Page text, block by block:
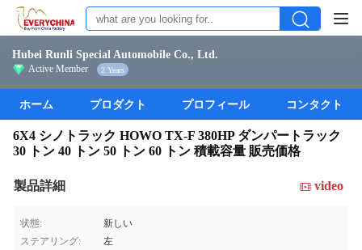
Hubei Runli Special Automobile Co., Ltd.
Active Member 2 Years
ホーム プロダクト プロフィール コンタクト
6X4 シノトラック HOWO TX-F 380HP ダンパートラック
30 トン 40 トン 50 トン 60 トン 積載容量 販売価格
製品詳細 video
状態:
新しい
ステアリング:
左